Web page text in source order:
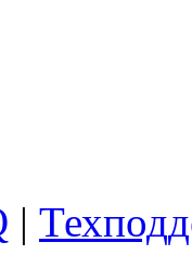
|